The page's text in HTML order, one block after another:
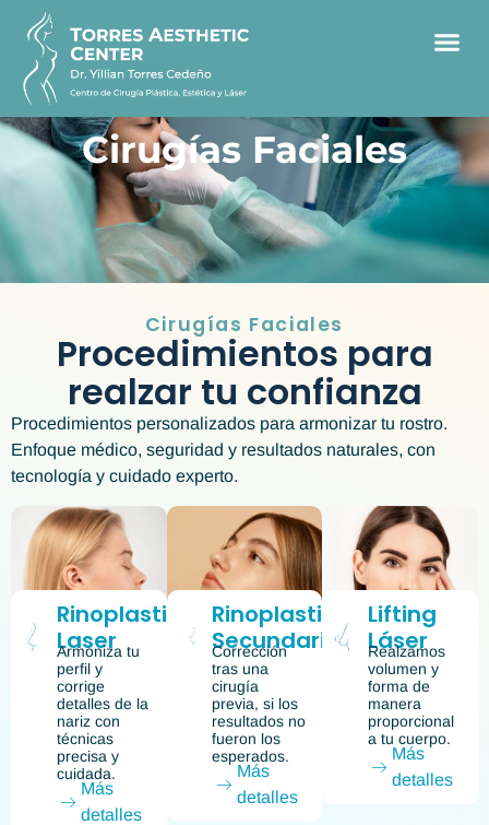
Cirugías Faciales
Cirugías Faciales
Procedimientos para
realzar tu confianza
Procedimientos personalizados para armonizar tu rostro.
Enfoque médico, seguridad y resultados naturales, con
tecnología y cuidado experto.
Rinoplastia
Laser
Armoniza tu
perfil y
corrige
detalles de la
nariz con
técnicas
precisa y
cuidada.
Más
detalles
Rinoplastia
Secundaria
Corrección
tras una
cirugía
previa, si los
resultados no
fueron los
esperados.
Más
detalles
Lifting
Láser
Realzamos
volumen y
forma de
manera
proporcional
a tu cuerpo.
Más
detalles